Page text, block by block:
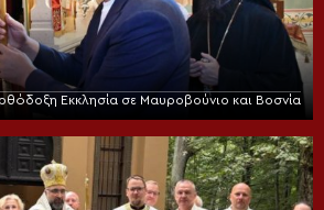
Εκκλησία σε Μαυροβούνιο και Βοσνία